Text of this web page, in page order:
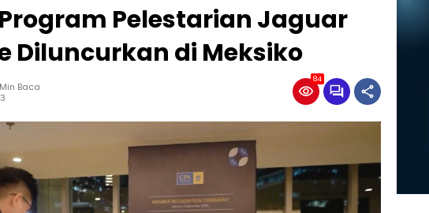
Pelestarian Jaguar
Diluncurkan di Meksiko
Baca
84